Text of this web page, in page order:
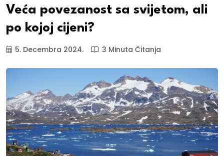
Veća povezanost sa svijetom, ali
po kojoj cijeni?
5. Decembra 2024. 3 Minuta Čitanja